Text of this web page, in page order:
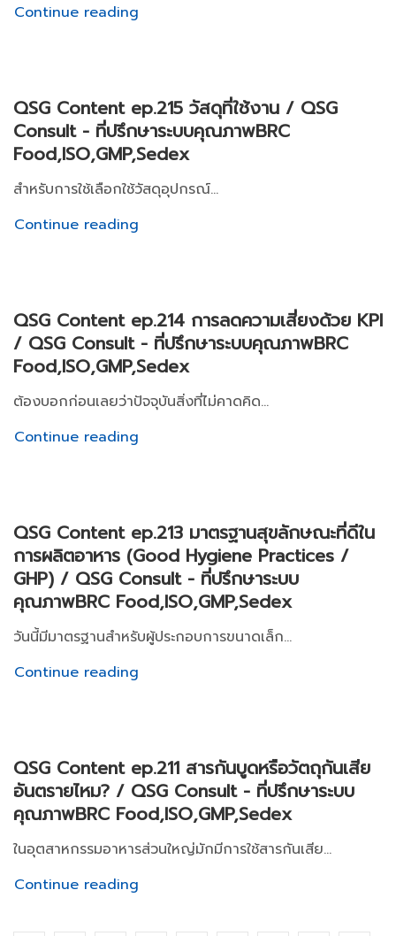
Continue reading
QSG Content ep.215 วัสดุที่ใช้งาน / QSG
Consult - ที่ปรึกษาระบบคุณภาพBRC
Food,ISO,GMP,Sedex
สำหรับการใช้เลือกใช้วัสดุอุปกรณ์...
Continue reading
QSG Content ep.214 การลดความเสี่ยงด้วย KPI
/ QSG Consult - ที่ปรึกษาระบบคุณภาพBRC
Food,ISO,GMP,Sedex
ต้องบอกก่อนเลยว่าปัจจุบันสิ่งที่ไม่คาดคิด...
Continue reading
QSG Content ep.213 มาตรฐานสุขลักษณะที่ดีใน
การผลิตอาหาร (Good Hygiene Practices /
GHP) / QSG Consult - ที่ปรึกษาระบบ
คุณภาพBRC Food,ISO,GMP,Sedex
วันนี้มีมาตรฐานสำหรับผู้ประกอบการขนาดเล็ก...
Continue reading
QSG Content ep.211 สารกันบูดหรือวัตถุกันเสีย
อันตรายไหม? / QSG Consult - ที่ปรึกษาระบบ
คุณภาพBRC Food,ISO,GMP,Sedex
ในอุตสาหกรรมอาหารส่วนใหญ่มักมีการใช้สารกันเสีย...
Continue reading